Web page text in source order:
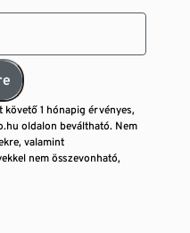
követő 1 hónapig érvényes,
oldalon beváltható. Nem
valamint
nem összevonható,